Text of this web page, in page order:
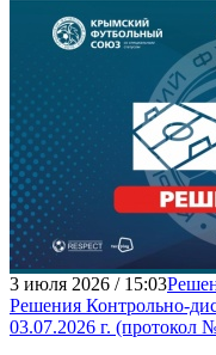
3 июля 2026 / 15:03
Решения Контрольно-
03.07.2026 г. (протокол